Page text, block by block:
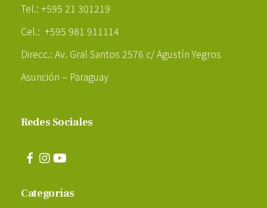
Tel.: +595 21 301219
Cel.: +595 981 911114
Direcc.: Av. Gral Santos 2576 c/ Agustín Yegros
Asunción – Paraguay
Redes Sociales
Categorías